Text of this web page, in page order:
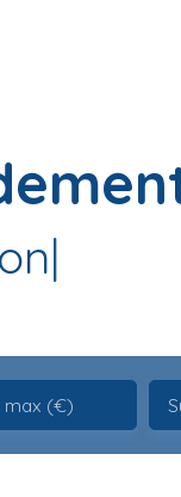
max (€)